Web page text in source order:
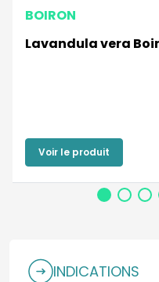
BOIRON
Lavandula vera
Voir le produit
INDICATIONS